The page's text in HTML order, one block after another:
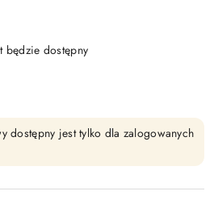
będzie dostępny
dostępny jest tylko dla zalogowanych